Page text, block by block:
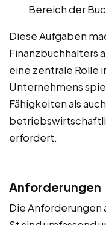
Bereich der
Diese Aufgaben
Finanzbuchhalters
eine zentrale Rolle
Unternehmens
Fähigkeiten als
erfordert.
Anforderungen
Die Anforderungen